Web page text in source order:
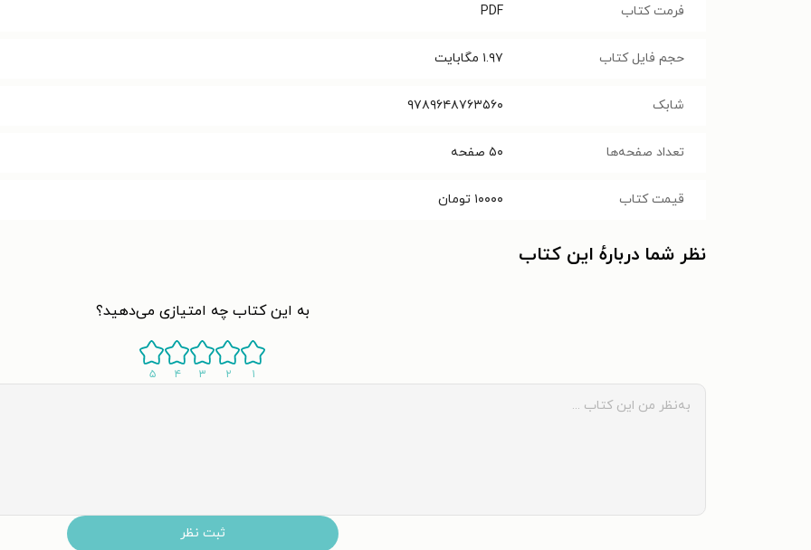
فرمت کتاب PDF
حجم فایل کتاب ۱.۹۷ مگابایت
شابک ۹۷۸۹۶۴۸۷۶۳۵۶۰
تعداد صفحه‌ها ۵۰ صفحه
قیمت کتاب ۱۰۰۰۰ تومان
نظر شما دربارهٔ این کتاب
به این کتاب چه امتیازی می‌دهید؟
۱ ۲ ۳ ۴ ۵
ثبت نظر